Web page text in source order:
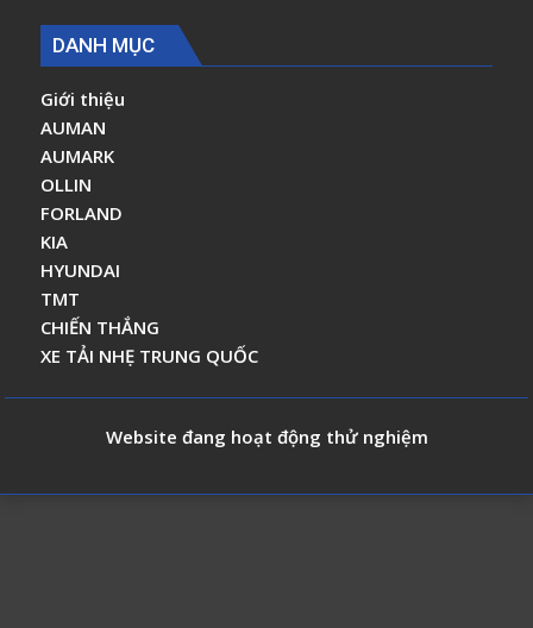
DANH MỤC
Giới thiệu
AUMAN
AUMARK
OLLIN
FORLAND
KIA
HYUNDAI
TMT
CHIẾN THẮNG
XE TẢI NHẸ TRUNG QUỐC
Website đang hoạt động thử nghiệm